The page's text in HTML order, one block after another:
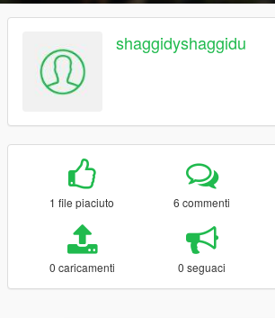
shaggidyshaggidu
1 file piaciuto 6 commenti
0 caricamenti 0 seguaci